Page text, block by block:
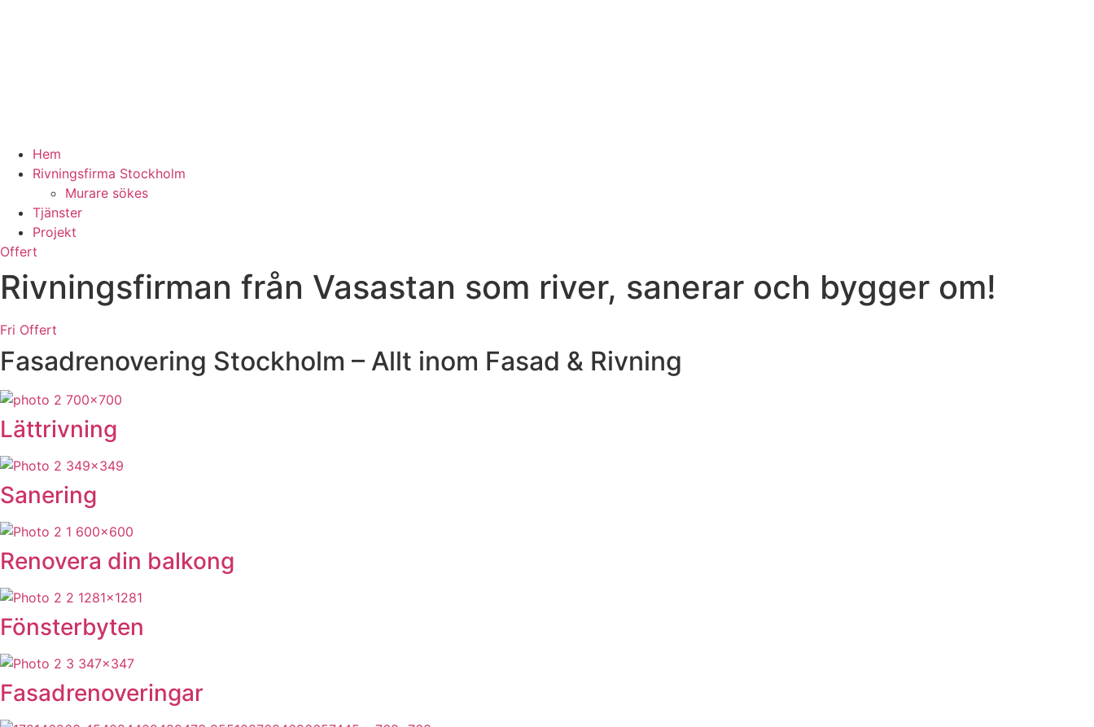
Hem
Rivningsfirma Stockholm
Murare sökes
Tjänster
Projekt
Offert
Rivningsfirman från Vasastan som river, sanerar och bygger om!
Fri Offert
Fasadrenovering Stockholm – Allt inom Fasad & Rivning
Lättrivning
Sanering
Renovera din balkong
Fönsterbyten
Fasadrenoveringar